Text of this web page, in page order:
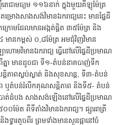
េជាមធ្យម ១១៦នាក់ ក្នុងមួយគីឡូម៉ែត្រ
រោងសាងសង់វិមានឯករាជ្យនេះ មានផ្ទៃដី
ោមដែលមានអង្កត់ផ្ចិត ៣៥ម៉ែត្រ និង
ានកម្ពស់ ០,៨ម៉ែត្រ អមជុំវិញវិមាន
ោមវិមានឯករាជ្យ ធ្វើនៅលើផ្ទៃដីប្រមាណ
នា មានដូចជា ទី១-តំបន់នាគបាញ់ទឹក
តិភាពស្ងប់ស្ងាត់ និងសុខសាន្ត, ទី៣-តំបន់
ាព ឬតំបន់រំលឹកគុណសន្តិភាព និងទី៥- តំបន់
បាត់ដំបង សាងសង់ឡើងនៅលើផ្ទៃដីប្រមាណ
ម៉ែត ពីទីតាំងវិមានឯករាជ្យ។ ផ្សាររាត្រី
ទ្វារតូចពីរ ព្រមទាំងមានសួនផ្កានៅចំ